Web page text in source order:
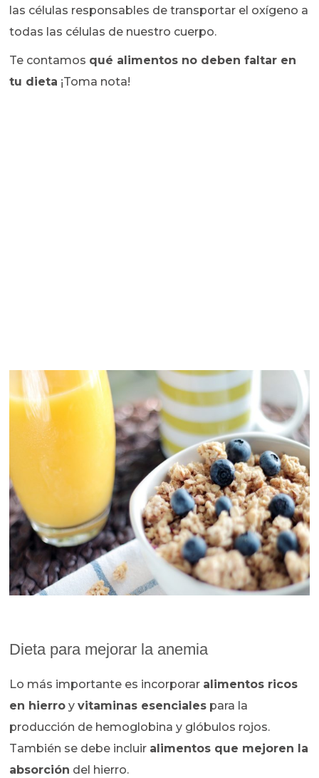
las células responsables de transportar el oxígeno a
todas las células de nuestro cuerpo.
Te contamos qué alimentos no deben faltar en
tu dieta ¡Toma nota!
Dieta para mejorar la anemia
Lo más importante es incorporar alimentos ricos
en hierro yvitaminas esenciales para la
producción de hemoglobina y glóbulos rojos.
También se debe incluir alimentos que mejoren la
absorción del hierro.